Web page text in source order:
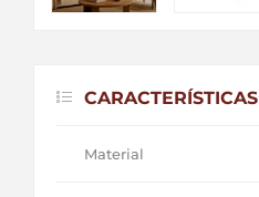
CARACTERÍSTICAS
Material